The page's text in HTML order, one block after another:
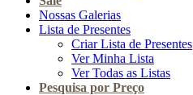
Nossas Galerias
Lista de Presentes
Criar Lista de Presentes
Ver Minha Lista
Ver Todas as Listas
Pesquisa por Preço